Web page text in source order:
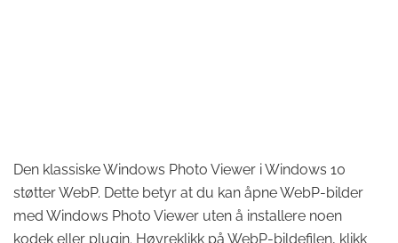
Den klassiske Windows Photo Viewer i Windows 10
støtter WebP. Dette betyr at du kan åpne WebP-bilder
med Windows Photo Viewer uten å installere noen
kodek eller plugin. Høyreklikk på WebP-bildefilen, klikk